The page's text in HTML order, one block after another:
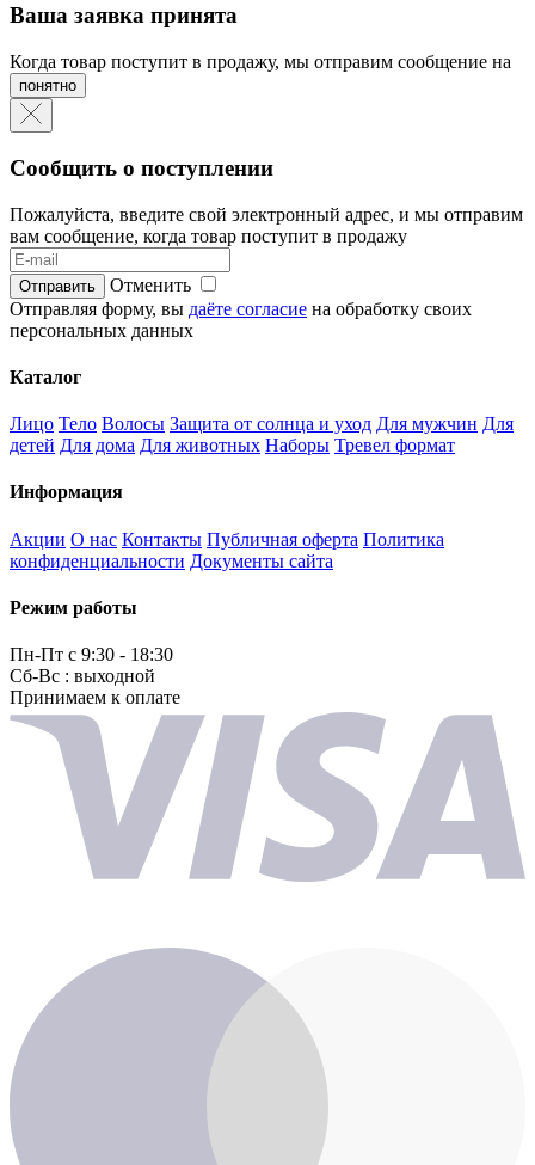
Ваша заявка принята
Когда товар поступит в продажу, мы отправим сообщение на
понятно
Сообщить о поступлении
Пожалуйста, введите свой электронный адрес, и мы отправим
вам сообщение, когда товар поступит в продажу
Отменить
Отправляя форму, вы даёте согласие на обработку своих
персональных данных
Каталог
Лицо Тело Волосы Защита от солнца и уход Для мужчин Для
детей Для дома Для животных Наборы Тревел формат
Информация
Акции О нас Контакты Публичная оферта Политика
конфиденциальности Документы сайта
Режим работы
Пн-Пт с 9:30 - 18:30
Сб-Вс : выходной
Принимаем к оплате